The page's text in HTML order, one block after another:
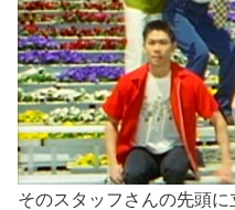
そのスタッフさんの先頭